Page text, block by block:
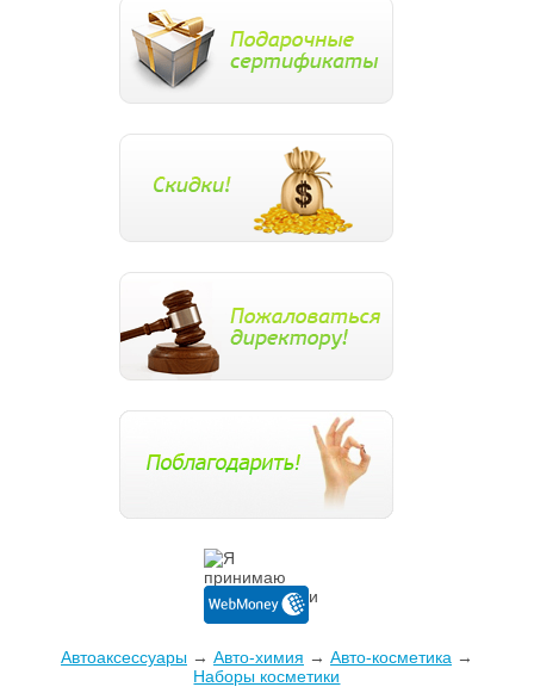
Автоаксессуары→ Авто-химия → Авто-косметика →
Наборы косметики